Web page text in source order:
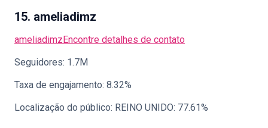
15. ameliadimz
ameliadimzEncontre detalhes de contato
Seguidores: 1.7M
Taxa de engajamento: 8.32%
Localização do público: REINO UNIDO: 77.61%